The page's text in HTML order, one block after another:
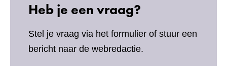
Heb je een vraag?
Stel je vraag via het formulier of stuur een
bericht naar de webredactie.